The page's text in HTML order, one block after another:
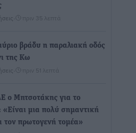
πριν 35 λεπτά
βράδυ η παραλιακή οδός
της Κω
πριν 51 λεπτά
ο Μητσοτάκης για το
«Είναι μια πολύ σημαντική
τον πρωτογενή τομέα»